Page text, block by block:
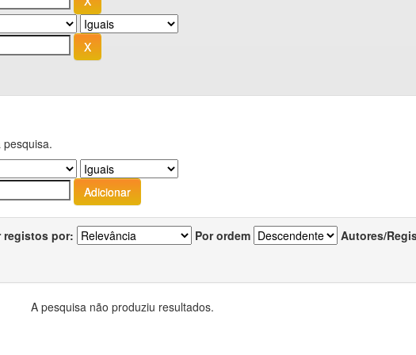
registos por: Por ordem Autores/
A pesquisa não produziu resultados.